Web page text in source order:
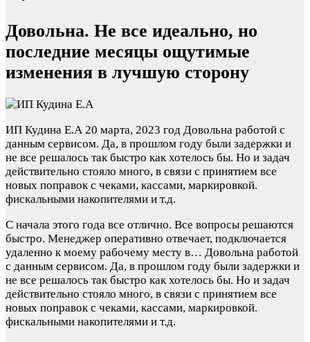
Довольна. Не все идеально, но
последние месяцы ощутимые
изменения в лучшую сторону
ИП Кудина Е.А 20 марта, 2023 год Довольна работой с
данным сервисом. Да, в прошлом году были задержки и
не все решалось так быстро как хотелось бы. Но и задач
действительно стояло много, в связи с принятием все
новых поправок с чеками, кассами, маркировкой.
фискальными накопителями и т.д.
С начала этого года все отлично. Все вопросы решаются
быстро. Менеджер оперативно отвечает, подключается
удаленно к моему рабочему месту в… Довольна работой
с данным сервисом. Да, в прошлом году были задержки и
не все решалось так быстро как хотелось бы. Но и задач
действительно стояло много, в связи с принятием все
новых поправок с чеками, кассами, маркировкой.
фискальными накопителями и т.д.